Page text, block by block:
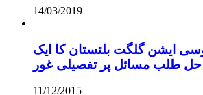
14/03/2019
ایشن گلگت بلتستان کا ایک
طلب مسائل پر تفصیلی غور
11/12/2015